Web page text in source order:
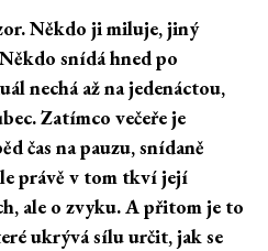
Někdo ji miluje, jiný
snídá hned po
nechá až na jedenáctou,
Zatímco večeře je
čas na pauzu, snídaně
právě v tom tkví její
ale o zvyku. A přitom je to
ukrývá sílu určit, jak se